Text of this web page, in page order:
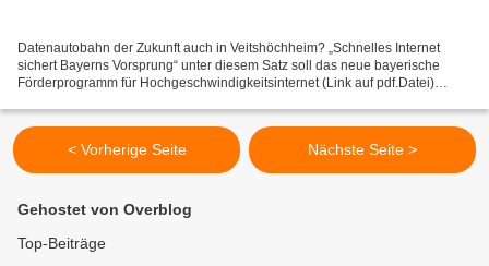
Datenautobahn der Zukunft auch in Veitshöchheim? „Schnelles Internet
sichert Bayerns Vorsprung“ unter diesem Satz soll das neue bayerische
Förderprogramm für Hochgeschwindigkeitsinternet (Link auf pdf.Datei)
< Vorherige Seite Nächste Seite >
Gehostet von Overblog
Top-Beiträge